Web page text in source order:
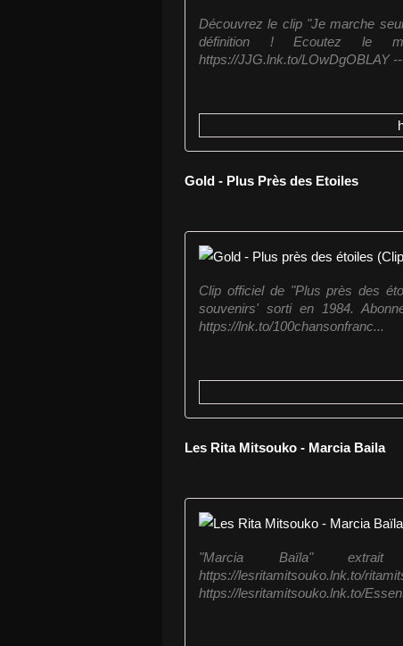
Découvrez le clip "Je marche
définition ! Ecoutez le
https://JJG.lnk.to/LOwDgOBLAY
Gold - Plus Près des Etoiles
Clip officiel de "Plus près des
souvenirs' sorti en 1984.
https://lnk.to/100chansonfranc...
Les Rita Mitsouko - Marcia Baila
"Marcia Baïla"
https://lesritamitsouko.lnk.to/
https://lesritamitsouko.lnk.to/